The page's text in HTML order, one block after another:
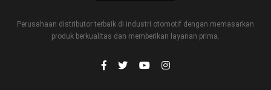
Perusahaan distributor terbaik di industri otomotif dengan memasarkan
produk berkualitas dan memberikan layanan prima.